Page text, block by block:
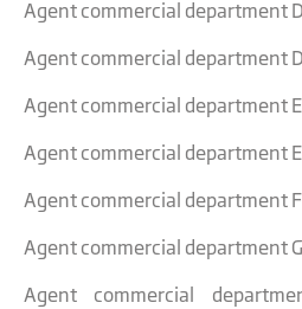
Agent commercial department
Agent commercial department
Agent commercial department
Agent commercial department
Agent commercial department
Agent commercial department
Agent commercial